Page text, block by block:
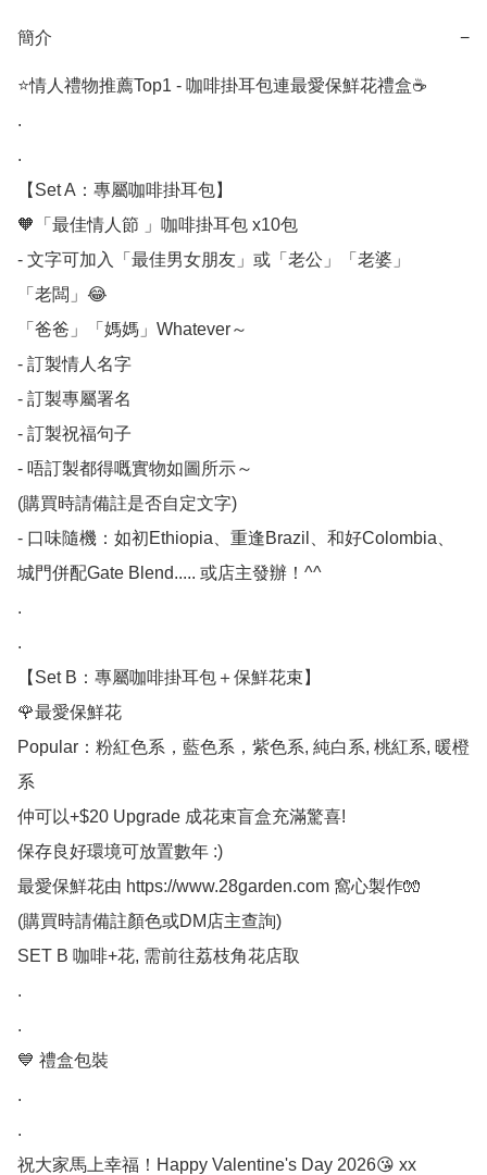
簡介 −
⭐情人禮物推薦Top1 - 咖啡掛耳包連最愛保鮮花禮盒☕
.
.
【Set A：專屬咖啡掛耳包】
🧡「最佳情人節 」咖啡掛耳包 x10包
- 文字可加入「最佳男女朋友」或「老公」「老婆」
「老闆」😂
「爸爸」「媽媽」Whatever～
- 訂製情人名字
- 訂製專屬署名
- 訂製祝福句子
- 唔訂製都得嘅實物如圖所示～
(購買時請備註是否自定文字)
- 口味隨機：如初Ethiopia、重逢Brazil、和好Colombia、
城門併配Gate Blend..... 或店主發辦！^^
.
.
【Set B：專屬咖啡掛耳包＋保鮮花束】
🌹最愛保鮮花
Popular：粉紅色系，藍色系，紫色系, 純白系, 桃紅系, 暖橙
系
仲可以+$20 Upgrade 成花束盲盒充滿驚喜!
保存良好環境可放置數年 :)
最愛保鮮花由 https://www.28garden.com 窩心製作🧤
(購買時請備註顏色或DM店主查詢)
SET B 咖啡+花, 需前往荔枝角花店取
.
.
💙 禮盒包裝
.
.
祝大家馬上幸福！Happy Valentine's Day 2026😘 xx